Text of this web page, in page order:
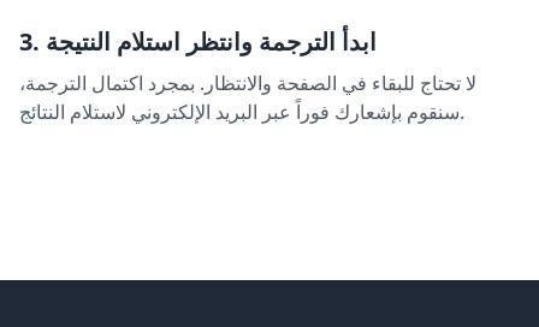
3. ابدأ الترجمة وانتظر استلام النتيجة
لا تحتاج للبقاء في الصفحة والانتظار. بمجرد اكتمال الترجمة،
سنقوم بإشعارك فوراً عبر البريد الإلكتروني لاستلام النتائج.